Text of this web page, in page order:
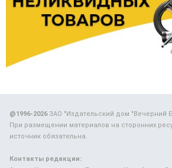
@1996-2026ЗАО "Издательский дом "Вечерний
При размещении материалов на сторонних
источник обязательна.
Контакты редакции: